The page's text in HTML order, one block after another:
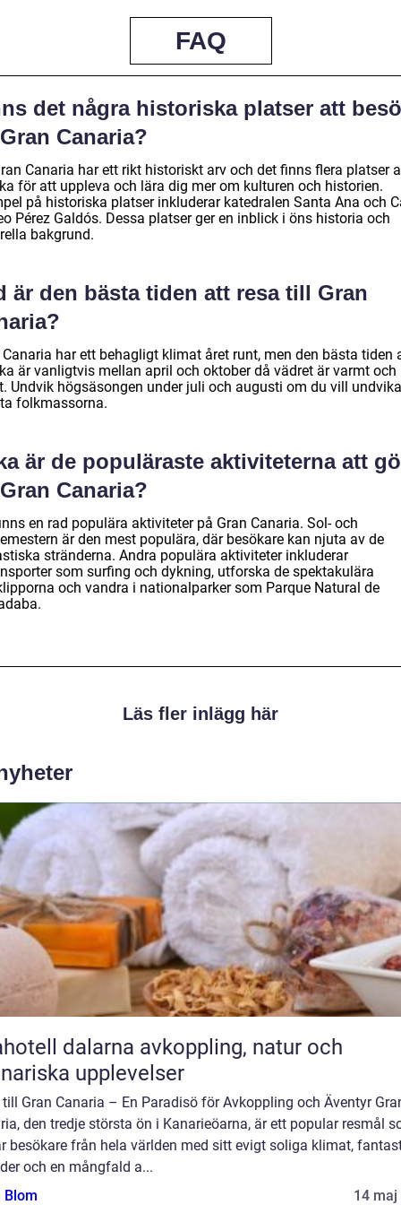
FAQ
det några historiska platser att
Canaria?
Canaria har ett rikt historiskt arv och det finns flera platser
för att uppleva och lära dig mer om kulturen och historien.
på historiska platser inkluderar katedralen Santa Ana och
Pérez Galdós. Dessa platser ger en inblick i öns historia och
bakgrund.
är den bästa tiden att resa till Gran
Canaria har ett behagligt klimat året runt, men den bästa tiden
är vanligtvis mellan april och oktober då vädret är varmt och
Undvik högsäsongen under juli och augusti om du vill
folkmassorna.
är de populäraste aktiviteterna att
Canaria?
en rad populära aktiviteter på Gran Canaria. Sol- och
är den mest populära, där besökare kan njuta av de
stränderna. Andra populära aktiviteter inkluderar
som surfing och dykning, utforska de spektakulära
och vandra i nationalparker som Parque Natural de
Läs fler inlägg här
dalarna avkoppling, natur och
upplevelser
till Gran Canaria – En Paradisö för Avkoppling och Äventyr
den tredje största ön i Kanarieöarna, är ett popular resmål
besökare från hela världen med sitt evigt soliga klimat,
och en mångfald a...
Blom
14 maj